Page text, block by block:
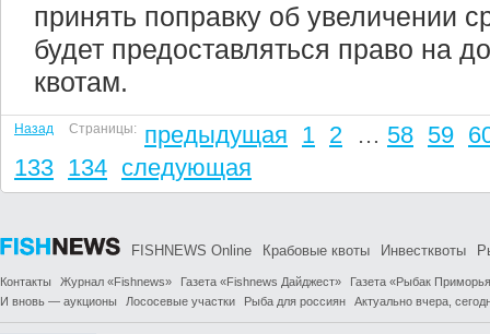
принять поправку об увеличении
будет предоставляться право на
квотам.
Назад Страницы: предыдущая 1 2 … 58 59
133 134 следующая
FISHNEWS Online Крабовые квоты Инвестквоты
Контакты Журнал «Fishnews» Газета «Fishnews Дайджест»
Газета «Рыбак
И вновь — аукционы
Лососевые участки Рыба для россиян Актуально вчера,